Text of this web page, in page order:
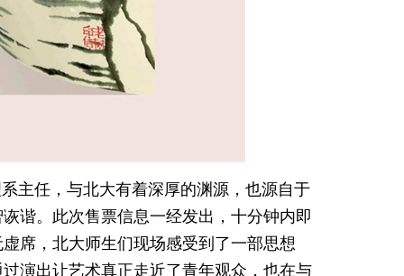
主任，与北大有着深厚的渊源，也源自于
谐。此次售票信息一经发出，十分钟内即
席，北大师生们现场感受到了一部思想
演出让艺术真正走近了青年观众，也在与